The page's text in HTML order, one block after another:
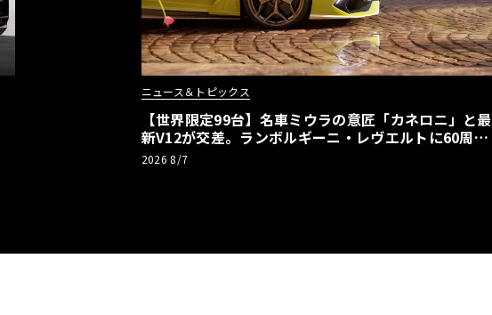
ニュース＆トピックス
【世界限定99台】名車ミウラの意匠「カネロニ」と最
新V12が交差。ランボルギーニ・レヴエルトに60周年
記念車が登場
2026 8/7